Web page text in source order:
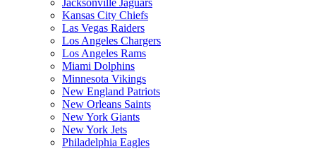
Kansas City Chiefs
Las Vegas Raiders
Los Angeles Chargers
Los Angeles Rams
Miami Dolphins
Minnesota Vikings
New England Patriots
New Orleans Saints
New York Giants
New York Jets
Philadelphia Eagles